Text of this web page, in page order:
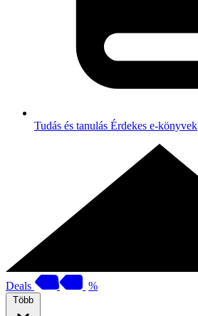
Tudás és tanulás Érdekes e-könyvek
Deals %
Több